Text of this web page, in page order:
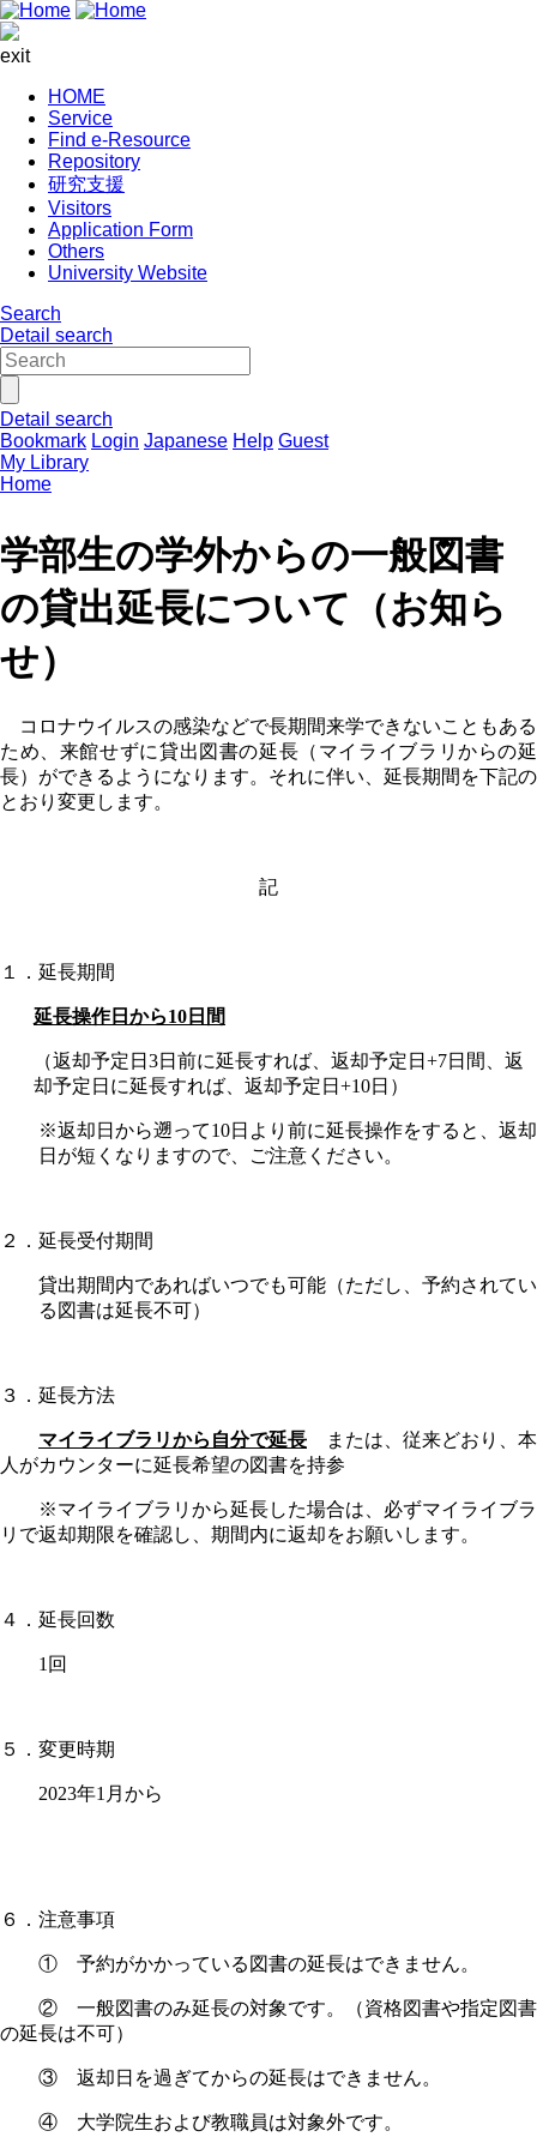
exit
HOME
Service
Find e-Resource
Repository
研究支援
Visitors
Application Form
Others
University Website
Search
Detail search
Detail search
Bookmark Login Japanese Help Guest
My Library
Home
学部生の学外からの一般図書
の貸出延長について（お知ら
せ）
コロナウイルスの感染などで長期間来学できないこともある
ため、来館せずに貸出図書の延長（マイライブラリからの延
長）ができるようになります。それに伴い、延長期間を下記の
とおり変更します。
記
１．延長期間
延長操作日から10日間
（返却予定日3日前に延長すれば、返却予定日+7日間、返
却予定日に延長すれば、返却予定日+10日）
※返却日から遡って10日より前に延長操作をすると、返却
日が短くなりますので、ご注意ください。
２．延長受付期間
貸出期間内であればいつでも可能（ただし、予約されてい
る図書は延長不可）
３．延長方法
マイライブラリから自分で延長 または、従来どおり、本
人がカウンターに延長希望の図書を持参
※マイライブラリから延長した場合は、必ずマイライブラ
リで返却期限を確認し、期間内に返却をお願いします。
４．延長回数
1 回
５．変更時期
2023年1月から
６．注意事項
① 予約がかかっている図書の延長はできません。
② 一般図書のみ延長の対象です。（資格図書や指定図書
の延長は不可）
③ 返却日を過ぎてからの延長はできません。
④ 大学院生および教職員は対象外です。